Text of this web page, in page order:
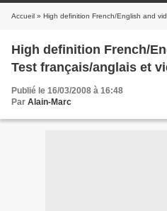
Accueil » High definition French/English and video
High definition French/
Test français/anglais et
Publié le 16/03/2008 à 16:48
Par Alain-Marc